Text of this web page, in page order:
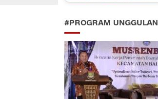
#PROGRAM UNGGULAN